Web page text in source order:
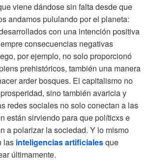
viene dándose sin falta desde que
andamos pululando por el planeta:
con una intención positiva
consecuencias negativas
por ejemplo, no solo proporcionó
prehistóricos, también una manera
arder bosques. El capitalismo no
sino también avaricia y
redes sociales no solo conectan a las
están sirviendo para que políticxs e
a polarizar la sociedad. Y lo mismo
las inteligencias artificialesque
últimamente.